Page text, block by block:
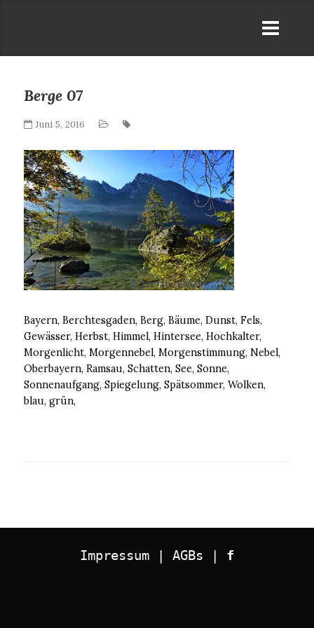
Berge 07
Juni 5, 2016
Bayern, Berchtesgaden, Berg, Bäume, Dunst, Fels,
Gewässer, Herbst, Himmel, Hintersee, Hochkalter,
Morgenlicht, Morgennebel, Morgenstimmung, Nebel,
Oberbayern, Ramsau, Schatten, See, Sonne,
Sonnenaufgang, Spiegelung, Spätsommer, Wolken,
blau, grün,
Impressum AGBs